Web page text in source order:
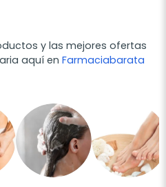
y las mejores ofertas
aquí en Farmaciabarata